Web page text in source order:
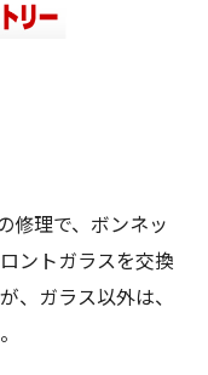
修理で、ボンネッ
ントガラスを交換
、ガラス以外は、